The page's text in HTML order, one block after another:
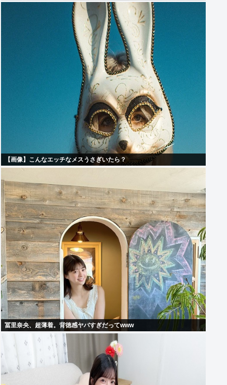
【画像】こんなエッチなメスうさぎいたら？
冨里奈央、超薄着。背徳感ヤバすぎだってwww